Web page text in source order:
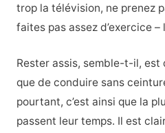
trop la télévision, ne prenez
faites pas assez d’exercice
Rester assis, semble-t-il, est
que de conduire sans
pourtant, c’est ainsi que la
passent leur temps. Il est